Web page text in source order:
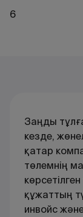
6
Заңды
кезде,
қатар
төлемнің
құжаттың
инвойс